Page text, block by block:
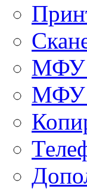
МФУ
МФУ